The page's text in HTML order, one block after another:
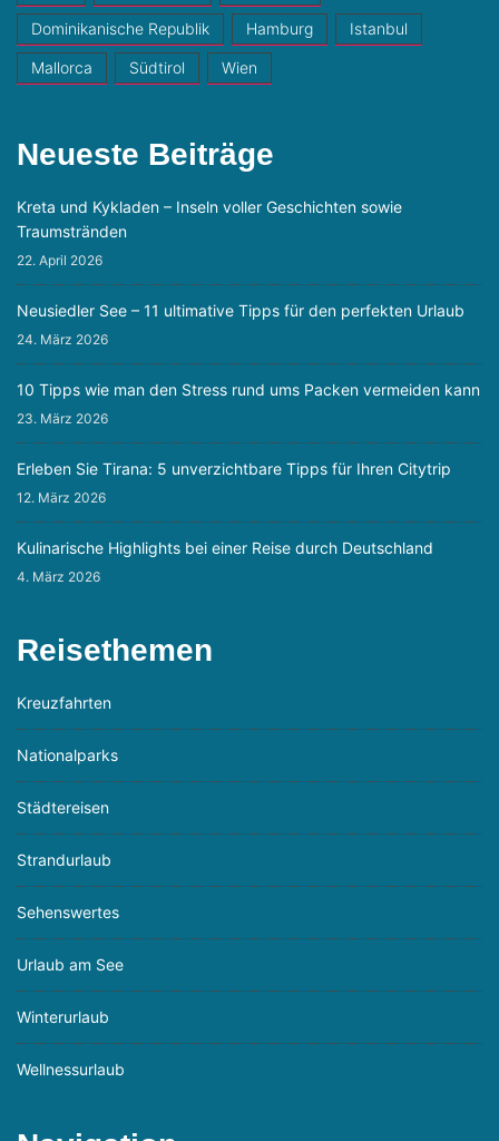
Dominikanische Republik Hamburg Istanbul
Mallorca Südtirol Wien
Neueste Beiträge
Kreta und Kykladen – Inseln voller Geschichten sowie
Traumstränden
22. April 2026
Neusiedler See – 11 ultimative Tipps für den perfekten Urlaub
24. März 2026
10 Tipps wie man den Stress rund ums Packen vermeiden kann
23. März 2026
Erleben Sie Tirana: 5 unverzichtbare Tipps für Ihren Citytrip
12. März 2026
Kulinarische Highlights bei einer Reise durch Deutschland
4. März 2026
Reisethemen
Kreuzfahrten
Nationalparks
Städtereisen
Strandurlaub
Sehenswertes
Urlaub am See
Winterurlaub
Wellnessurlaub